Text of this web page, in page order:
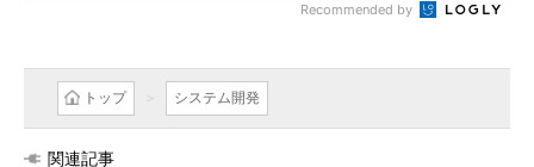
Recommended by
トップ システム開発
関連記事